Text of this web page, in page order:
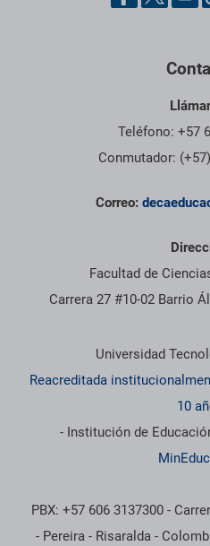
Teléfono: +57
Conmutador:
Correo:
Facultad de
Carrera 27 #10-02 Barrio
Información
Universidad
Reacreditada
10
- Institución de
PBX: +57 606 3137300 -
- Pereira - Risaralda -